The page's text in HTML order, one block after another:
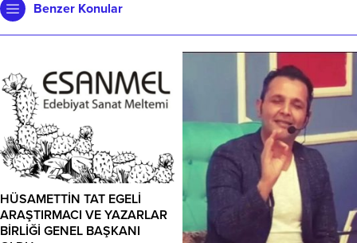
Benzer Konular
HÜSAMETTİN TAT EGELİ
ARAŞTIRMACI VE YAZARLAR
BİRLİĞİ GENEL BAŞKANI